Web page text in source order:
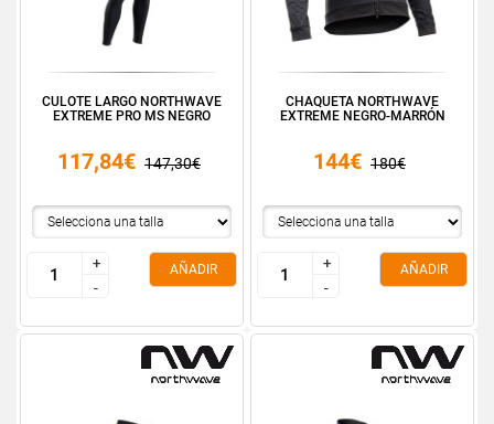
CULOTE LARGO NORTHWAVE
EXTREME PRO MS NEGRO
117,84€ 147,30€
+
-
+
-
AÑADIR
CHAQUETA NORTHWAVE
EXTREME NEGRO-MARRÓN
144€ 180€
+
-
+
-
AÑADIR